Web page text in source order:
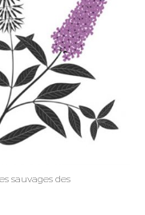
sauvages des